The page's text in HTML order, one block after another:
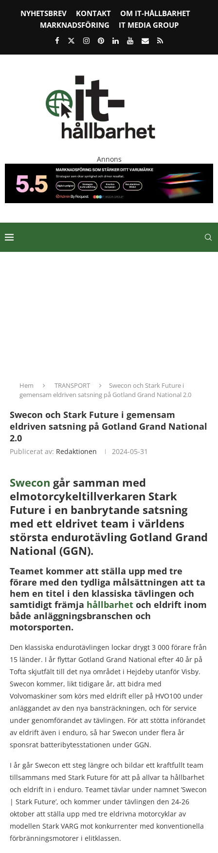
NYHETSBREV KONTAKT
OM IT-HÅLLBARHET
MARKNADSFÖRING
IT MEDIA GROUP
Annons
Hem TRANSPORT
Swecon och Stark Future i
gemensam eldriven satsning på Gotland Grand National 2.0
Swecon och Stark Future i gemensam
eldriven satsning på Gotland Grand National
2.0
Publicerat av: Redaktionen 2024-05-31
Swecon går samman med
elmotorcykeltillverkaren Stark
Future i en banbrytande satsning
med ett eldrivet team i världens
största endurotävling Gotland Grand
National (GGN).
Teamet kommer att ställa upp med tre
förare med den tydliga målsättningen att ta
hem en titel i den klassiska tävlingen och
samtidigt främja hållbarhet och eldrift inom
både anläggningsbranschen och
motorsporten.
Den klassiska endurotävlingen lockar drygt 3 000 förare från
15 länder. I år flyttar Gotland Grand National efter 40 år på
Tofta skjutfält till det nya området i Hejdeby utanför Visby.
Swecon kommer, likt tidigare år, att bidra med
Volvomaskiner som körs med eldrift eller på HVO100 under
anläggandet av den nya bansträckningen, och för service
under genomförandet av tävlingen. För att stötta införandet
av eldrift även i enduro, så har Swecon under flera år
sponsrat batteribytesstationen under GGN.
I år går Swecon ett steg längre och bildar ett kraftfullt team
tillsammans med Stark Future för att på allvar ta hållbarhet
och eldrift in i enduro. Teamet tävlar under namnet ’Swecon
| Stark Future’, och kommer under tävlingen den 24-26
oktober att ställa upp med tre eldrivna motorcyklar av
modellen Stark VARG mot konkurrenter med konventionella
förbränningsmotorer i elitklassen.